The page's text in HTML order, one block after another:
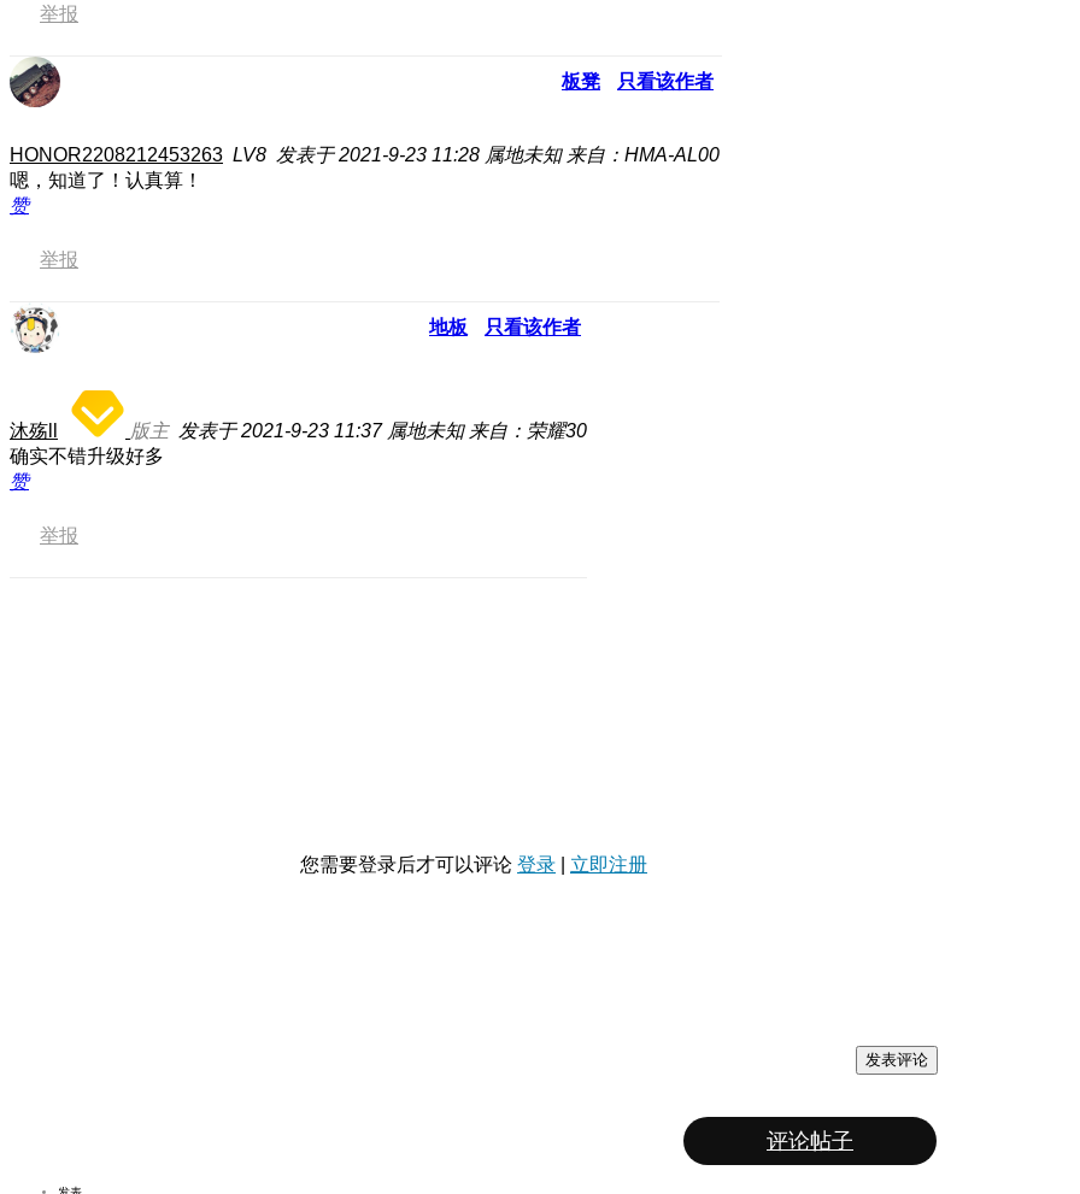
举报
板凳 只看该作者
HONOR2208212453263 LV8 发表于 2021-9-23 11:28 属地未知 来自：HMA-AL00
嗯，知道了！认真算！
赞
举报
地板 只看该作者
沐殇ll 版主 发表于 2021-9-23 11:37 属地未知 来自：荣耀30
确实不错升级好多
赞
举报
您需要登录后才可以评论 登录 立即注册
发表评论
评论帖子